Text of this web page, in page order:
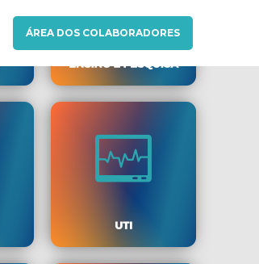
ÁREA DOS COLABORADORES